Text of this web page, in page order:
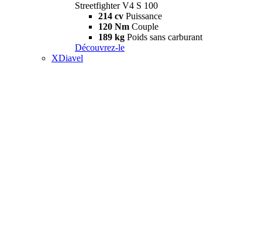
Streetfighter V4 S 100
214 cv Puissance
120 Nm Couple
189 kg Poids sans carburant
Découvrez-le
XDiavel